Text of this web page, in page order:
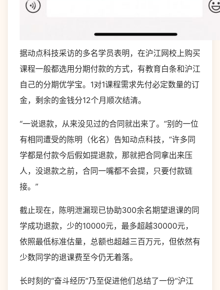
据动点科技采访的多名学员表明，在沪江网校上购买
课程一般都选用分期付款的方式，有教育白条和沪江
自己的分期优学宝。1对1课程需求先付必定数量的订
金，剩余的金钱分12个月顺次结清。
“一说退款，从来没见过的合同就出来了。”别的一位
有相同遭受的陈明（化名）告知动点科技，“许多同
学都是付款今后假如提退款，那就把合同拿出来压
人，没退款之前，合同一嘴都不会提，只要付款链
接。”
截止现在，陈明泄漏现已协助300余名期望退课的同
学成功退款，少的10000元，最多超越30000元，
依照最低标准估量，总额也超越三百万元，但依然有
少数同学的退课费至今仍无着落。
长时刻的“奋斗经历”乃至促进他们总结了一份“沪江